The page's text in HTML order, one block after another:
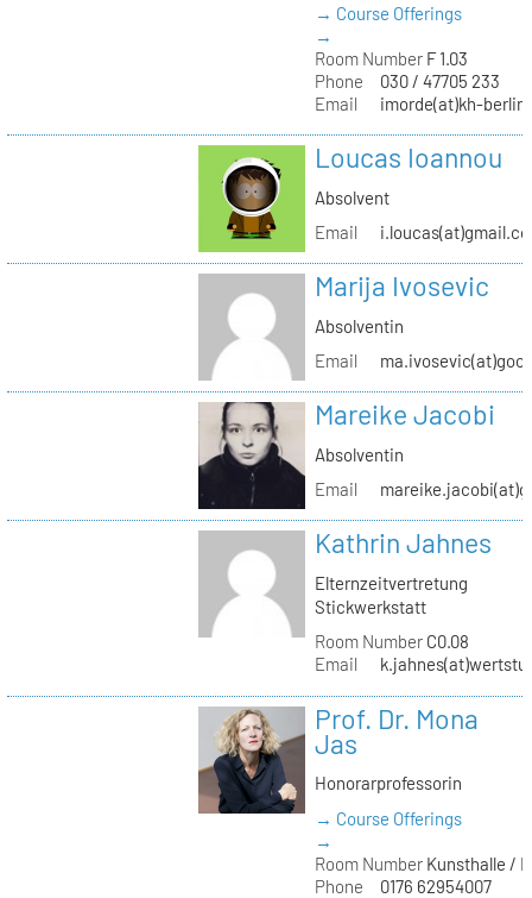
→ Course Offerings
→
Room NumberF 1.03
Phone
030 / 47705 233
Email
imorde(at)kh-
Loucas Ioannou
Absolvent
Email
Marija Ivosevic
Absolventin
Email
Mareike Jacobi
Absolventin
Email
Kathrin Jahnes
Elternzeitvertretung
Stickwerkstatt
Room NumberC0.08
Email
Prof. Dr. Mona
Jas
Honorarprofessorin
→ Course Offerings
→
Room NumberKunsthalle /
Phone
0176 62954007